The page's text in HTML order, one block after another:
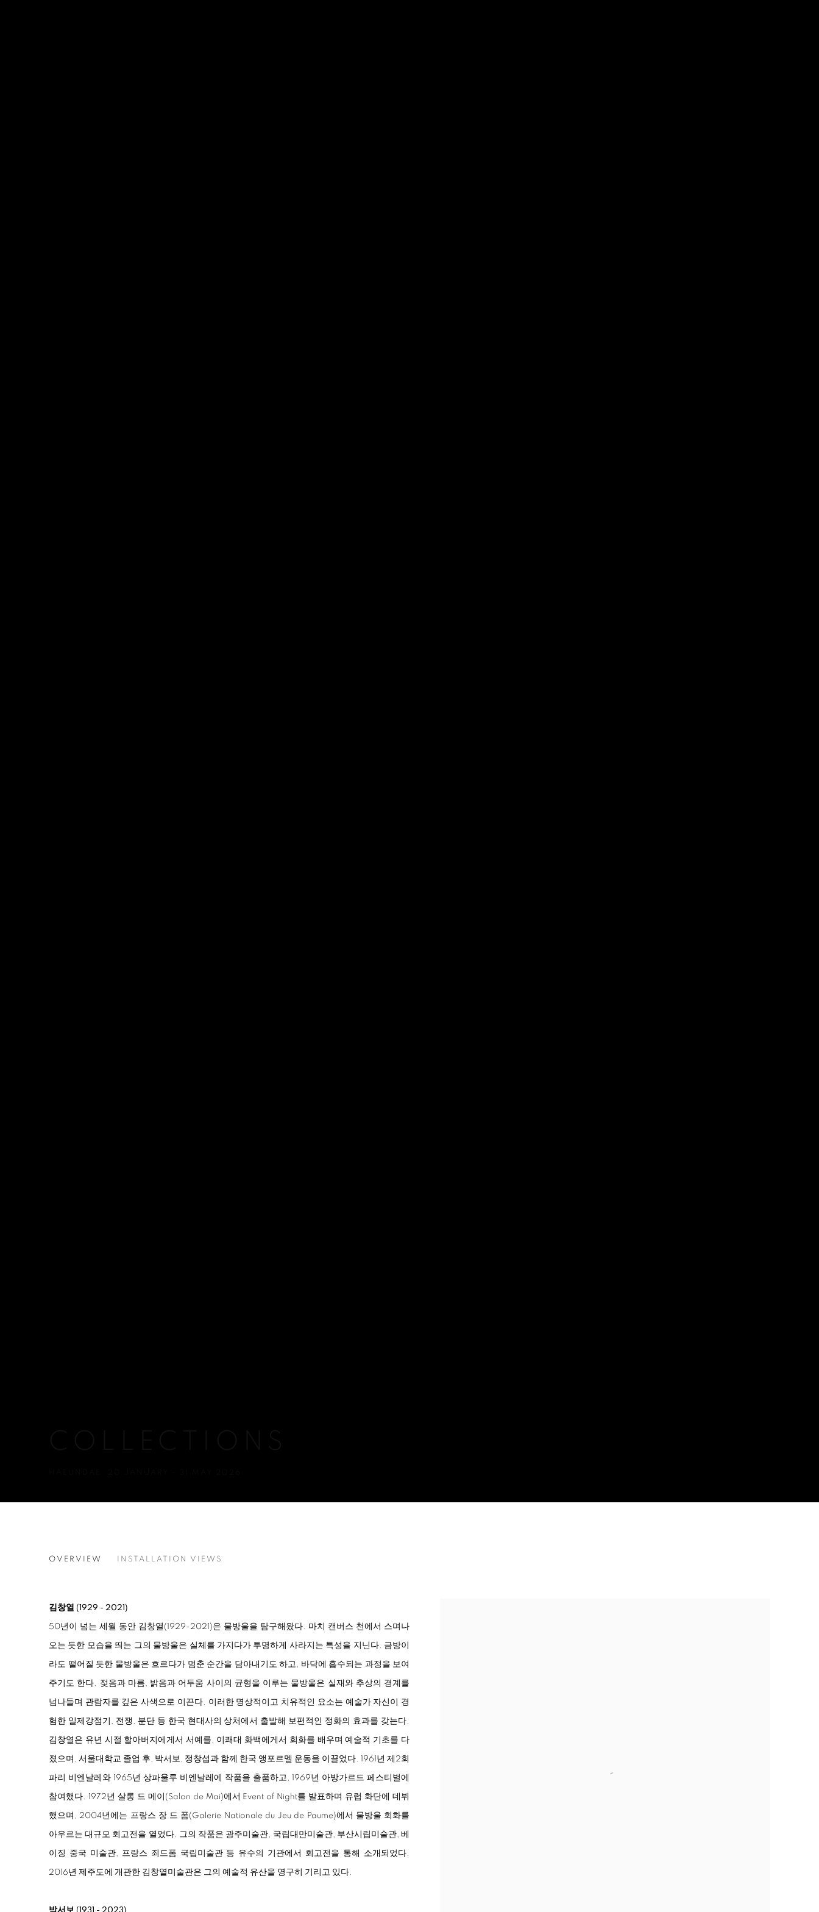
COLLECTIONS
OVERVIEW INSTALLATION VIEWS
김창열 (1929 - 2021)
50년이 넘는 세월 동안 김창열(1929-2021)은 물방울을 탐구해왔다. 마치 캔버스 천에서 스며나
오는 듯한 모습을 띄는 그의 물방울은 실체를 가지다가 투명하게 사라지는 특성을 지닌다. 금방이
라도 떨어질 듯한 물방울은 흐르다가 멈춘 순간을 담아내기도 하고, 바닥에 흡수되는 과정을 보여
주기도 한다. 젖음과 마름, 밝음과 어두움 사이의 균형을 이루는 물방울은 실재와 추상의 경계를
넘나들며 관람자를 깊은 사색으로 이끈다. 이러한 명상적이고 치유적인 요소는 예술가 자신이 경
험한 일제강점기, 전쟁, 분단 등 한국 현대사의 상처에서 출발해 보편적인 정화의 효과를 갖는다.
김창열은 유년 시절 할아버지에게서 서예를, 이쾌대 화백에게서 회화를 배우며 예술적 기초를 다
졌으며, 서울대학교 졸업 후, 박서보, 정창섭과 함께 한국 앵포르멜 운동을 이끌었다. 1961년 제2회
파리 비엔날레와 1965년 상파울루 비엔날레에 작품을 출품하고, 1969년 아방가르드 페스티벌에
참여했다. 1972년 살롱 드 메이(Salon de Mai)에서 Event of Night를 발표하며 유럽 화단에 데뷔
했으며, 2004년에는 프랑스 장 드 폼(Galerie Nationale du Jeu de Paume)에서 물방울 회화를
아우르는 대규모 회고전을 열었다. 그의 작품은 광주미술관, 국립대만미술관, 부산시립미술관, 베
이징 중국 미술관, 프랑스 죄드폼 국립미술관 등 유수의 기관에서 회고전을 통해 소개되었다.
2016년 제주도에 개관한 김창열미술관은 그의 예술적 유산을 영구히 기리고 있다.
박서보 (1931 - 2023)